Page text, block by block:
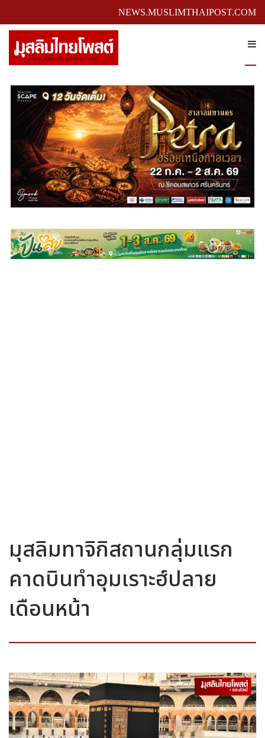
NEWS.MUSLIMTHAIPOST.COM
มุสลิมทาจิกิสถานกลุ่มแรก
คาดบินทำอุมเราะฮ์ปลาย
เดือนหน้า